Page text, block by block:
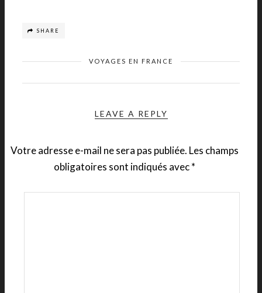
SHARE
VOYAGES EN FRANCE
LEAVE A REPLY
Votre adresse e-mail ne sera pas publiée. Les champs
obligatoires sont indiqués avec*